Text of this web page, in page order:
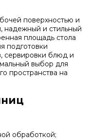
поверхностью и
надежный и стильный
площадь стола
подготовки
сервировки блюд и
выбор для
пространства на
обработкой;